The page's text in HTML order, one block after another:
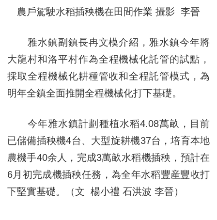
農戶駕駛水稻插秧機在田間作業 攝影 李晉
雅水鎮副鎮長冉文模介紹，雅水鎮今年將
大龍村和洛平村作為全程機械化託管的試點，
採取全程機械化耕種管收和全程託管模式，為
明年全鎮全面推開全程機械化打下基礎。
今年雅水鎮計劃種植水稻4.08萬畝，目前
已儲備插秧機4台、大型旋耕機37台，培育本地
農機手40余人，完成3萬畝水稻機插秧，預計在
6月初完成機插秧任務，為全年水稻豐産豐收打
下堅實基礎。（文 楊小禮 石洪波 李晉）